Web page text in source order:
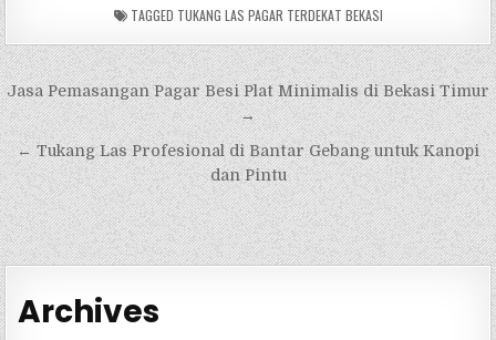
TAGGED TUKANG LAS PAGAR TERDEKAT BEKASI
Navigasi
pos
Jasa Pemasangan Pagar Besi Plat Minimalis di Bekasi Timur
→
← Tukang Las Profesional di Bantar Gebang untuk Kanopi
dan Pintu
Archives